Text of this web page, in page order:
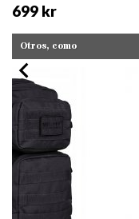
699 kr
Otros, como